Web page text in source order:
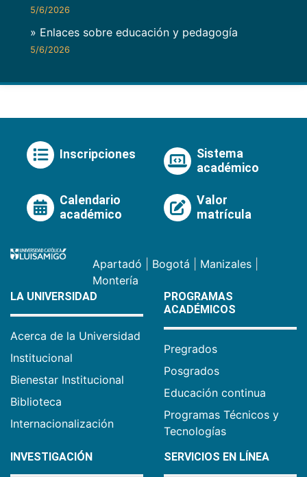
5/6/2026
» Enlaces sobre educación y pedagogía
5/6/2026
Inscripciones
Sistema
académico
Calendario
académico
Valor
matrícula
Apartadó Bogotá Manizales
Montería
LA UNIVERSIDAD
Acerca de la Universidad
Institucional
Bienestar Institucional
Biblioteca
Internacionalización
PROGRAMAS
ACADÉMICOS
Pregrados
Posgrados
Educación continua
Programas Técnicos y
Tecnologías
INVESTIGACIÓN SERVICIOS EN LÍNEA